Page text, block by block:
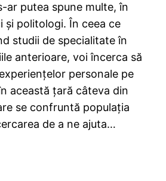
ar putea spune multe, în
și politologi. În ceea ce
studii de specialitate în
anterioare, voi încerca să
personale pe
această țară câteva din
se confruntă populația
de a ne ajuta…